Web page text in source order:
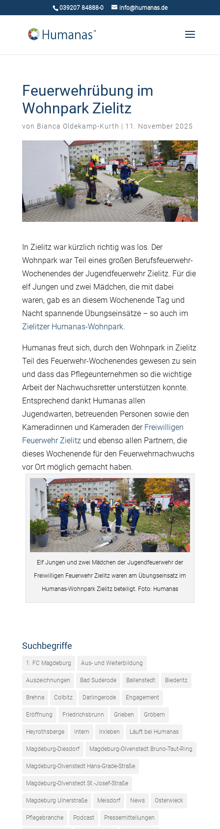
039207 84888-0 info@humanas.de
Feuerwehrübung im
Wohnpark Zielitz
von Bianca Oldekamp-Kurth | 11. November 2025
In Zielitz war kürzlich richtig was los. Der
Wohnpark war Teil eines großen Berufsfeuerwehr-
Wochenendes der Jugendfeuerwehr Zielitz. Für die
elf Jungen und zwei Mädchen, die mit dabei
waren, gab es an diesem Wochenende Tag und
Nacht spannende Übungseinsätze – so auch im
Zielitzer Humanas-Wohnpark.
Humanas freut sich, durch den Wohnpark in Zielitz
Teil des Feuerwehr-Wochenendes gewesen zu sein
und dass das Pflegeunternehmen so die wichtige
Arbeit der Nachwuchsretter unterstützen konnte.
Entsprechend dankt Humanas allen
Jugendwarten, betreuenden Personen sowie den
Kameradinnen und Kameraden der Freiwilligen
Feuerwehr Zielitz und ebenso allen Partnern, die
dieses Wochenende für den Feuerwehrnachwuchs
vor Ort möglich gemacht haben.
Elf Jungen und zwei Mädchen der Jugendfeuerwehr der
Freiwilligen Feuerwehr Zielitz waren am Übungseinsatz im
Humanas-Wohnpark Zielitz beteiligt. Foto: Humanas
Suchbegriffe
1. FC Magdeburg Aus- und Weiterbildung
Auszeichnungen Bad Suderode Ballenstedt Biederitz
Brehna Colbitz Darlingerode Engagement
Eröffnung Friedrichsbrunn Grieben Gröbern
Heyrothsberge intern Irxleben Läuft bei Humanas
Magdeburg-Diesdorf Magdeburg-Olvenstedt Bruno-Taut-Ring
Magdeburg-Olvenstedt Hans-Grade-Straße
Magdeburg-Olvenstedt St.-Josef-Straße
Magdeburg Ulnerstraße Meisdorf News Osterwieck
Pflegebranche Podcast Pressemitteilungen